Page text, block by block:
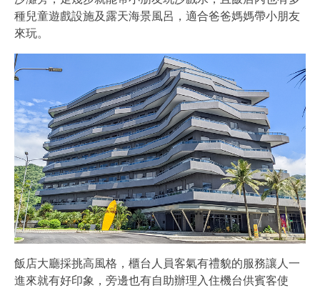
種兒童遊戲設施及露天海景風呂，適合爸爸媽媽帶小朋友
來玩。
飯店大廳採挑高風格，櫃台人員客氣有禮貌的服務讓人一
進來就有好印象，旁邊也有自助辦理入住機台供賓客使